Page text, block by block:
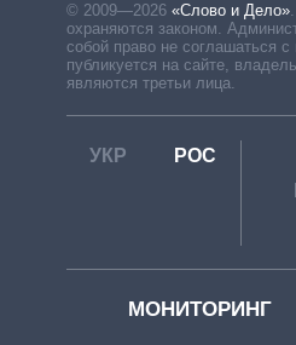
© 2009—2026 «Слово и Дело».
охраняются законом.
собой право не соглашаться
публикуется на сайте,
являются третьи лица.
УКР РОС
МОНИТОРИНГ